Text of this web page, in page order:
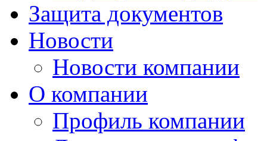
Защита документов
Новости
Новости компании
О компании
Профиль компании